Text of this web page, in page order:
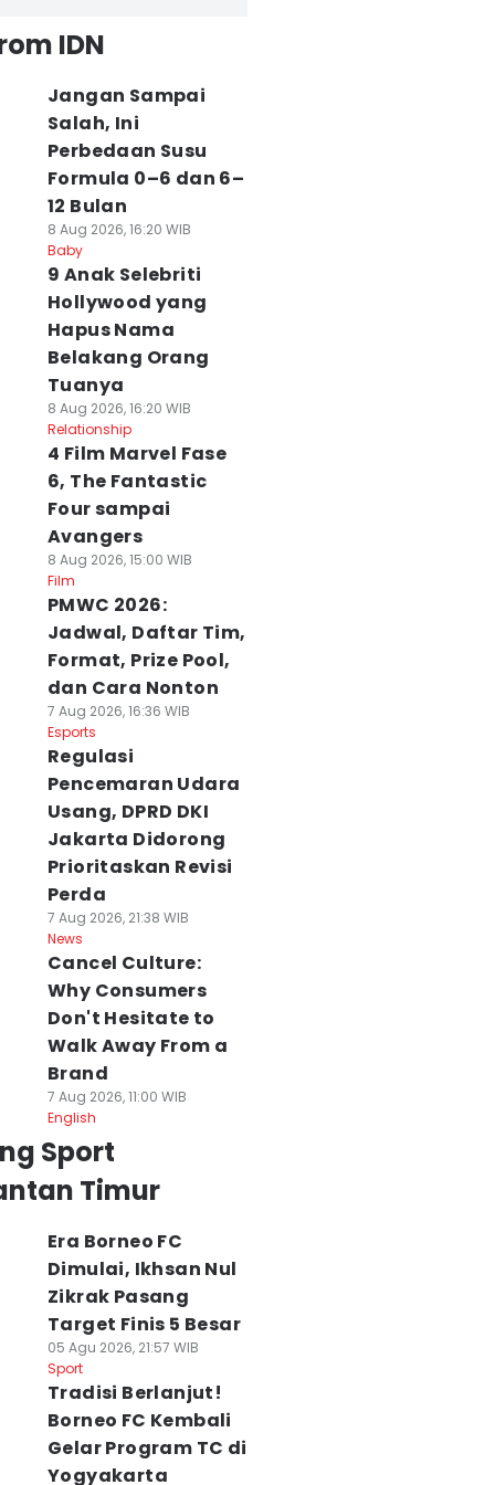
IDN
Jangan Sampai
Salah, Ini
Perbedaan Susu
Formula 0–6 dan 6–
12 Bulan
8 Aug 2026, 16:20 WIB
Baby
9 Anak Selebriti
Hollywood yang
Hapus Nama
Belakang Orang
Tuanya
8 Aug 2026, 16:20 WIB
Relationship
4 Film Marvel Fase
6, The Fantastic
Four sampai
Avangers
8 Aug 2026, 15:00 WIB
Film
PMWC 2026:
Jadwal, Daftar Tim,
Format, Prize Pool,
dan Cara Nonton
7 Aug 2026, 16:36 WIB
Esports
Regulasi
Pencemaran Udara
Usang, DPRD DKI
Jakarta Didorong
Prioritaskan Revisi
Perda
7 Aug 2026, 21:38 WIB
News
Cancel Culture:
Why Consumers
Don't Hesitate to
Walk Away From a
Brand
7 Aug 2026, 11:00 WIB
English
Sport
Timur
Era Borneo FC
Dimulai, Ikhsan Nul
Zikrak Pasang
Target Finis 5 Besar
05 Agu 2026, 21:57 WIB
Sport
Tradisi Berlanjut!
Borneo FC Kembali
Gelar Program TC di
Yogyakarta